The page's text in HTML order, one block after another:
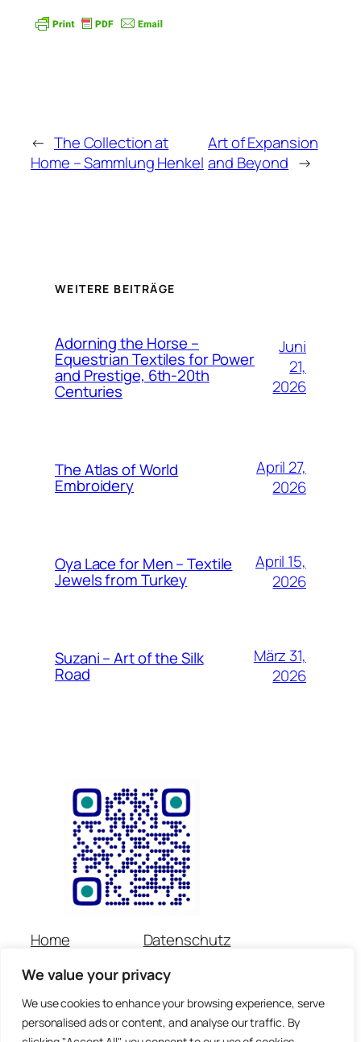
We value your privacy
We use cookies to enhance your browsing experience, serve
personalised ads or content, and analyse our traffic. By
← The Collection at
Home – Sammlung Henkel
Art of Expansion
and Beyond →
WEITERE BEITRÄGE
Adorning the Horse –
Equestrian Textiles for Power
and Prestige, 6th-20th
Centuries
Juni
21,
2026
The Atlas of World
Embroidery
April 27,
2026
Oya Lace for Men – Textile
Jewels from Turkey
April 15,
2026
Suzani – Art of the Silk
Road
März 31,
2026
Home
Veranstaltungen
Spenden
Datenschutz
Kontakt
Newsletter
© Copyright für alle Inhalte : Preetorius Stiftung 2018 –